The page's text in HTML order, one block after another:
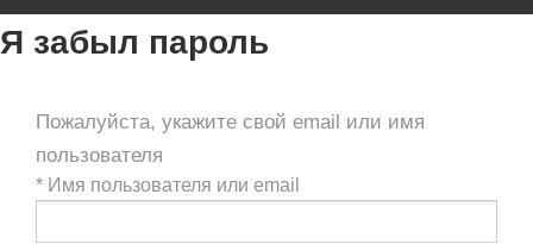
Я забыл пароль
Пожалуйста, укажите свой email или имя
пользователя
* Имя пользователя или email